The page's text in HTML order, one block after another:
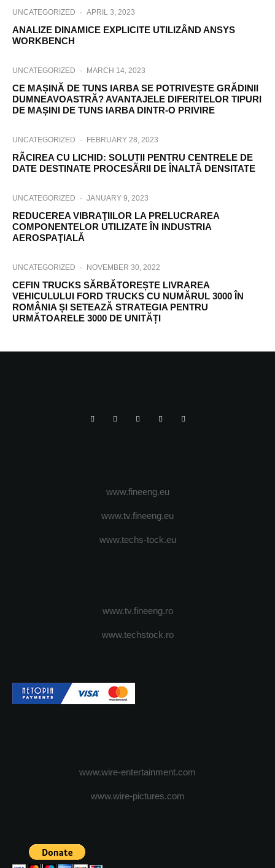
UNCATEGORIZED · APRIL 3, 2023
ANALIZE DINAMICE EXPLICITE UTILIZÂND ANSYS
WORKBENCH
UNCATEGORIZED · MARCH 14, 2023
CE MAȘINĂ DE TUNS IARBA SE POTRIVEȘTE GRĂDINII
DUMNEAVOASTRĂ? AVANTAJELE DIFERITELOR TIPURI
DE MAȘINI DE TUNS IARBA DINTR-O PRIVIRE
UNCATEGORIZED · FEBRUARY 28, 2023
RÃCIREA CU LICHID: SOLUTII PENTRU CENTRELE DE
DATE DESTINATE PROCESÃRII DE ÎNALTÃ DENSITATE
UNCATEGORIZED · JANUARY 9, 2023
REDUCEREA VIBRAŢIILOR LA PRELUCRAREA
COMPONENTELOR UTILIZATE ÎN INDUSTRIA
AEROSPAŢIALĂ
UNCATEGORIZED · NOVEMBER 30, 2022
CEFIN TRUCKS SĂRBĂTOREȘTE LIVRAREA
VEHICULULUI FORD TRUCKS CU NUMĂRUL 3000 ÎN
ROMÂNIA ȘI SETEAZĂ STRATEGIA PENTRU
URMĂTOARELE 3000 DE UNITĂȚI
www.fineeng.eu
www.tv.fineeng.eu
www.techs-tock.eu
www.tv.fineeng.ro
www.techstock.ro
www.wire-entertainment.com
www.wire-pictures.com